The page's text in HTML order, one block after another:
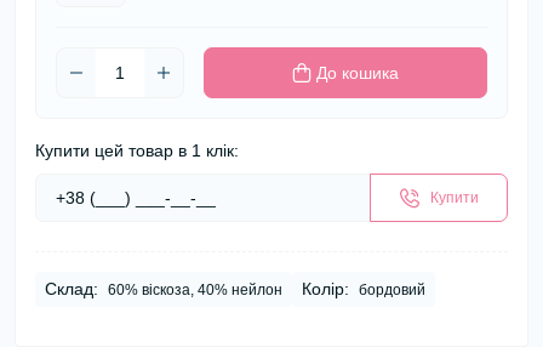
До кошика
Купити цей товар в 1 клік:
Купити
Склад: 60% віскоза, 40% нейлон Колір: бордовий